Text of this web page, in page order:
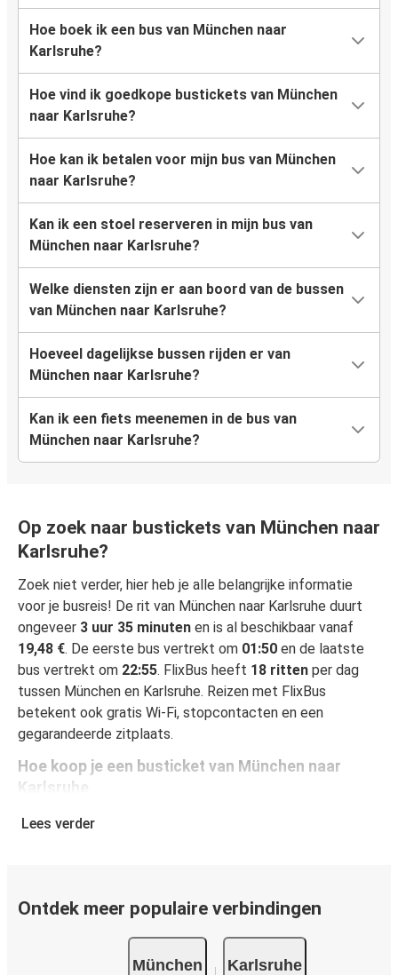
Hoe boek ik een bus van München naar
Karlsruhe?
Hoe vind ik goedkope bustickets van München
naar Karlsruhe?
Hoe kan ik betalen voor mijn bus van München
naar Karlsruhe?
Kan ik een stoel reserveren in mijn bus van
München naar Karlsruhe?
Welke diensten zijn er aan boord van de bussen
van München naar Karlsruhe?
Hoeveel dagelijkse bussen rijden er van
München naar Karlsruhe?
Kan ik een fiets meenemen in de bus van
München naar Karlsruhe?
Op zoek naar bustickets van München naar
Karlsruhe?
Zoek niet verder, hier heb je alle belangrijke informatie
voor je busreis! De rit van München naar Karlsruhe duurt
ongeveer 3 uur 35 minuten en is al beschikbaar vanaf
19,48 €. De eerste bus vertrekt om 01:50 en de laatste
bus vertrekt om 22:55. FlixBus heeft 18 ritten per dag
tussen München en Karlsruhe. Reizen met FlixBus
betekent ook gratis Wi-Fi, stopcontacten en een
gegarandeerde zitplaats.
Hoe koop je een busticket van München naar
Karlsruhe
Een busticket boeken is heel simpel: op onze website of
Apple Pay. Je kunt ook contant betalen op sommige
Lees verder
Ontdek meer populaire verbindingen
München Karlsruhe